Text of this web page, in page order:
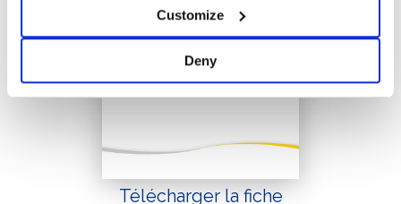
Customize
Deny
Télécharger la fiche